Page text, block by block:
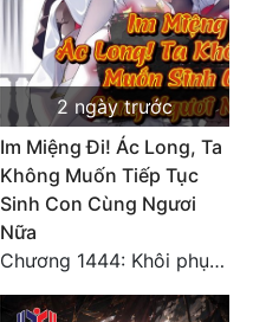
2 ngày trước
Im Miệng Đi! Ác Long, Ta
Không Muốn Tiếp Tục
Sinh Con Cùng Ngươi
Nữa
Chương 1444: Khôi phục quỹ đạo